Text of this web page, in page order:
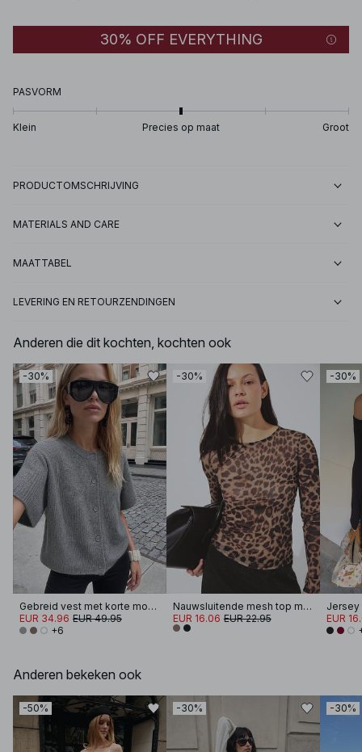
30% OFF EVERYTHING
PASVORM
Klein Precies op maat Groot
PRODUCTOMSCHRIJVING
MATERIALS AND CARE
MAATTABEL
LEVERING EN RETOURZENDINGEN
Anderen die dit kochten, kochten ook
-30%
Gebreid vest met korte mouwen
EUR 34.96 EUR 49.95
+6
-30%
Nauwsluitende mesh top met ronde hals
EUR 16.06 EUR 22.95
-30%
EUR
Anderen bekeken ook
-50% -30% -30%